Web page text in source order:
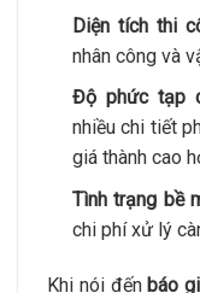
Diện tích thi
nhân công và
Độ phức tạp
nhiều chi tiết
giá thành cao
Tình trạng bề
chi phí xử lý
Khi nói đến báo